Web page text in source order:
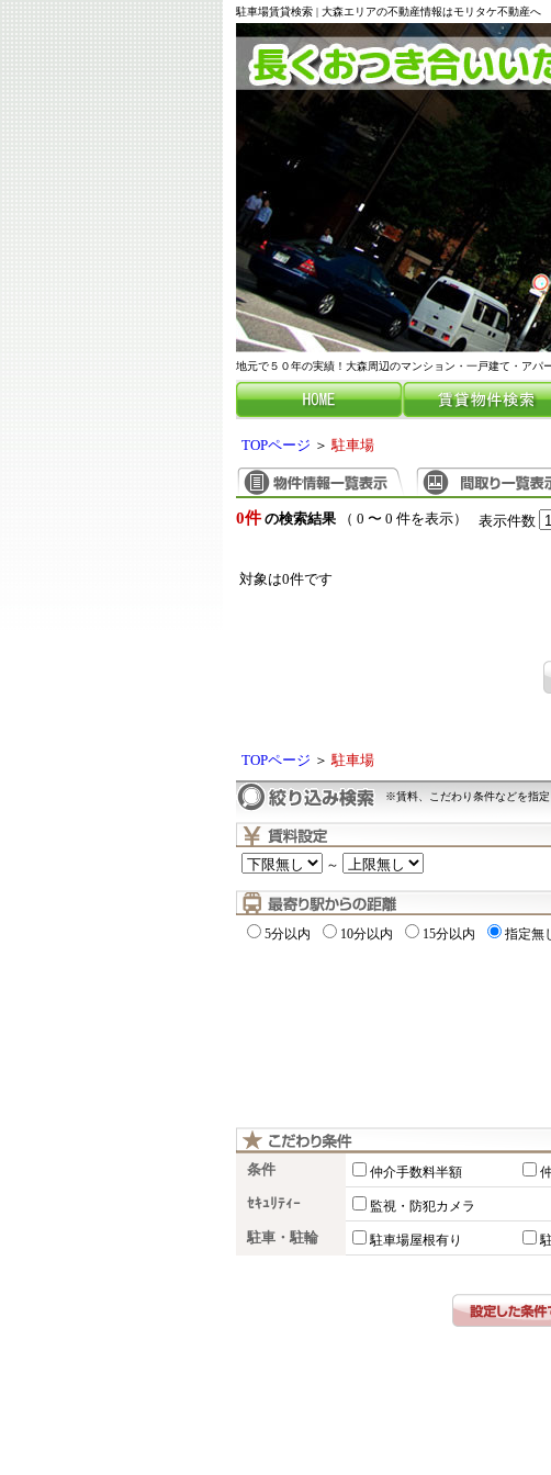
駐車場賃貸検索 | 大森エリアの不動産情報はモリタケ不動産へ
地元で５０年の実績！大森周辺のマンション・一戸建て・ア
TOPページ ＞駐車場
0件 の検索結果（ 0 〜 0 件を表示） 表示件数
対象は0件です
TOPページ ＞駐車場
※賃料、こだわり条件などを指定
～
5分以内 10分以内 15分以内 指定無
条件 仲介手数料半額
ｾｷｭﾘﾃｨｰ 監視・防犯カメラ
駐車・駐輪 駐車場屋根有り